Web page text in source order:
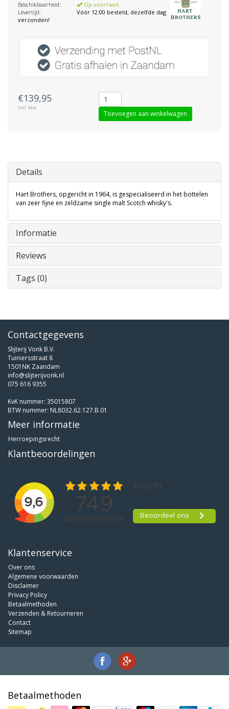
Beschikbaarheid:
Op voorraad
Levertijd:
Vóór 12:00 besteld, dezelfde dag
verzonden!
€139,95
Incl. btw
Toevoegen aan winkelwagen
Details
Hart Brothers, opgericht in 1964, is gespecialiseerd in het bottelen
van zeer fijne en zeldzame single malt Scotch whisky's.
Informatie
Reviews
Tags (0)
Contactgegevens
Slijterij Vonk B.V.
Tuiniersstraat 8
1501NK Zaandam
info@slijterijvonk.nl
075 616 9355
KvK nummer: 35015807
BTW nummer: NL8032.62.127.B.01
Meer informatie
Herroepingsrecht
Klantbeoordelingen
Klantenservice
Over ons
Algemene voorwaarden
Disclaimer
Privacy Policy
Betaalmethoden
Verzenden & Retourneren
Contact
Sitemap
Betaalmethoden